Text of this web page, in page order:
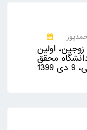
اولین
محقق